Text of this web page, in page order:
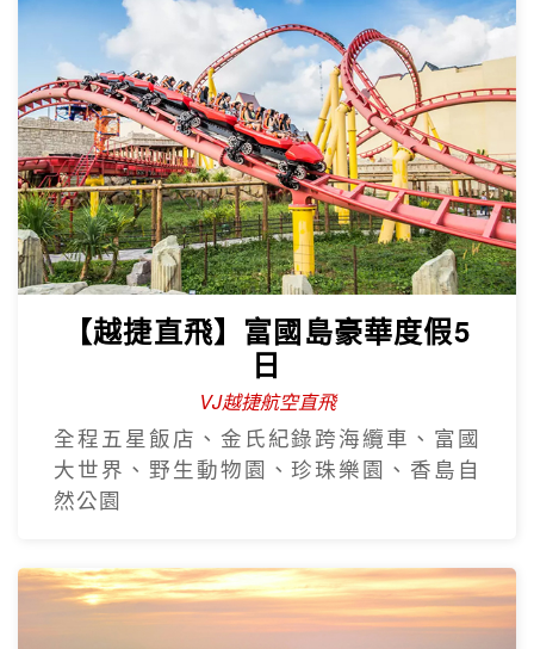
【越捷直飛】富國島豪華度假5
日
VJ越捷航空直飛
全程五星飯店、金氏紀錄跨海纜車、富國
大世界、野生動物園、珍珠樂園、香島自
然公園